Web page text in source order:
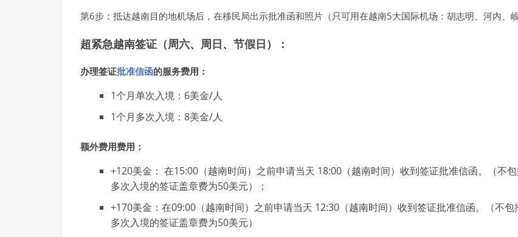
第6步：抵达越南目的地机场后，在移民局出示批准函和照片（只可用在越南5大国际机场：胡志明、河内、
超紧急越南签证（周六、周日、节假日）：
办理签证批准信函的服务费用：
1个月单次入境：6美金/人
1个月多次入境：8美金/人
额外费用费用：
+120美金： 在15:00（越南时间）之前申请当天 18:00（越南时间）收到签证批准信函。（不
多次入境的签证盖章费为50美元）；
+170美金：在09:00（越南时间）之前申请当天 12:30（越南时间）收到签证批准信函。（不
多次入境的签证盖章费为50美元）